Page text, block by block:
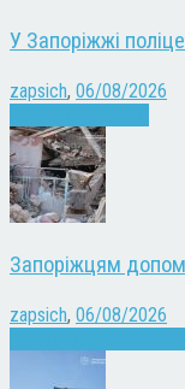
У Запоріжжі
zapsich, 06/08/2026
Запоріжцям
zapsich, 06/08/2026